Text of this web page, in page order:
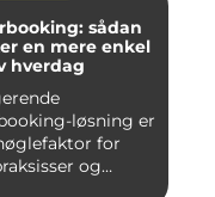
sådan
en mere enkel
hverdag
løsning er
for
og